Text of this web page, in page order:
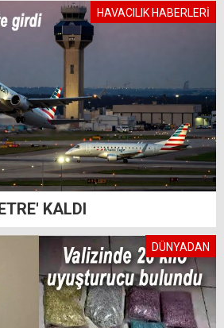
HAVACILIK HABERLERİ
KALDI
DÜNYADAN